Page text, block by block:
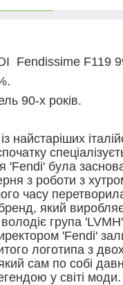
Fendissime F119
90-х років.
найстаріших
'Fendi' була
з роботи з
часу
який
група
'Fendi'
логотипа з
сам по собі
у світі моди.